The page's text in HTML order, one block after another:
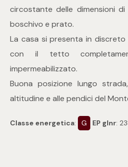
circostante delle dimensioni
boschivo e prato.
La casa si presenta in
con il tetto
impermeabilizzato.
Buona posizione lungo
altitudine e alle pendici del
Classe energetica: G EP glnr:
Totale
mq